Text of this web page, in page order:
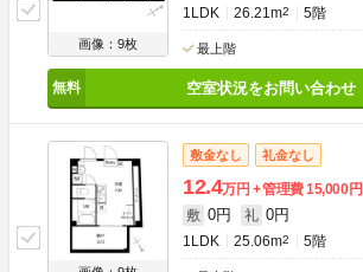
画像：9枚
1LDK 26.21m2 5階
最上階
空室状況をお問い合わせ
敷金なし 礼金なし
12.4万円 管理費15,000円
敷 0円 礼 0円
1LDK 25.06m2 5階